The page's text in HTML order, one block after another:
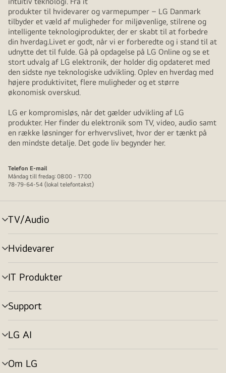
produkter til hvidevarer og varmepumper – LG Danmark
tilbyder et væld af muligheder for miljøvenlige, stilrene og
intelligente teknologiprodukter, der er skabt til at forbedre
din hverdag.Livet er godt, når vi er forberedte og i stand til at
udnytte det til fulde. Gå på opdagelse på LG Online og se et
stort udvalg af LG elektronik, der holder dig opdateret med
den sidste nye teknologiske udvikling. Oplev en hverdag med
højere produktivitet, flere muligheder og et større
økonomisk overskud.
LG er kompromisløs, når det gælder udvikling af LG
produkter. Her finder du elektronik som TV, video, audio samt
en række løsninger for erhvervslivet, hvor der er tænkt på
den mindste detalje. Det gode liv begynder her.
Telefon E-mail
Måndag till fredag: 08:00 - 17:00
78-79-64-54 (lokal telefontakst)
TV/Audio
skift
menu
Hvidevarer
skift
menu
IT Produkter
skift
menu
Support
skift
menu
LG AI
skift
menu
Om LG
skift